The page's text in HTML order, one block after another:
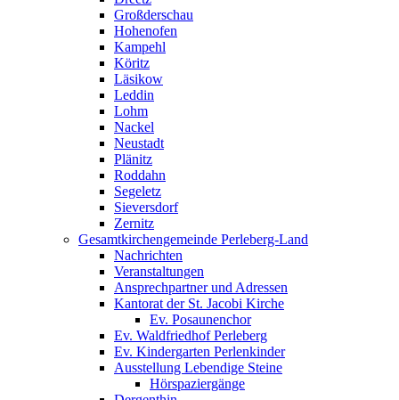
Großderschau
Hohenofen
Kampehl
Köritz
Läsikow
Leddin
Lohm
Nackel
Neustadt
Plänitz
Roddahn
Segeletz
Sieversdorf
Zernitz
Gesamtkirchengemeinde Perleberg-Land
Nachrichten
Veranstaltungen
Ansprechpartner und Adressen
Kantorat der St. Jacobi Kirche
Ev. Posaunenchor
Ev. Waldfriedhof Perleberg
Ev. Kindergarten Perlenkinder
Ausstellung Lebendige Steine
Hörspaziergänge